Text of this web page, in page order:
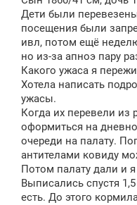
Дети были
посещения были
ивл, потом ещё
но из-за апноэ пару
Какого ужаса я
Хотела написать
ужасы.
Когда их перевели из
оформиться на
очереди на палату.
антителами ковиду
Потом палату дали и
Выписались спустя
есть. До этого